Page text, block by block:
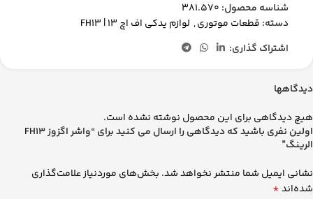
شناسه محصول: 381.570
دسته: قطعات موتوری, لوازم یدکی اف اچ 13 | FH13
اشتراک گذاری:
دیدگاهها
هیچ دیدگاهی برای این محصول نوشته نشده است.
اولین نفری باشید که دیدگاهی را ارسال می کنید برای “واشر اگزوز FH13
الرینگ”
نشانی ایمیل شما منتشر نخواهد شد. بخش‌های موردنیاز علامت‌گذاری
شده‌اند*